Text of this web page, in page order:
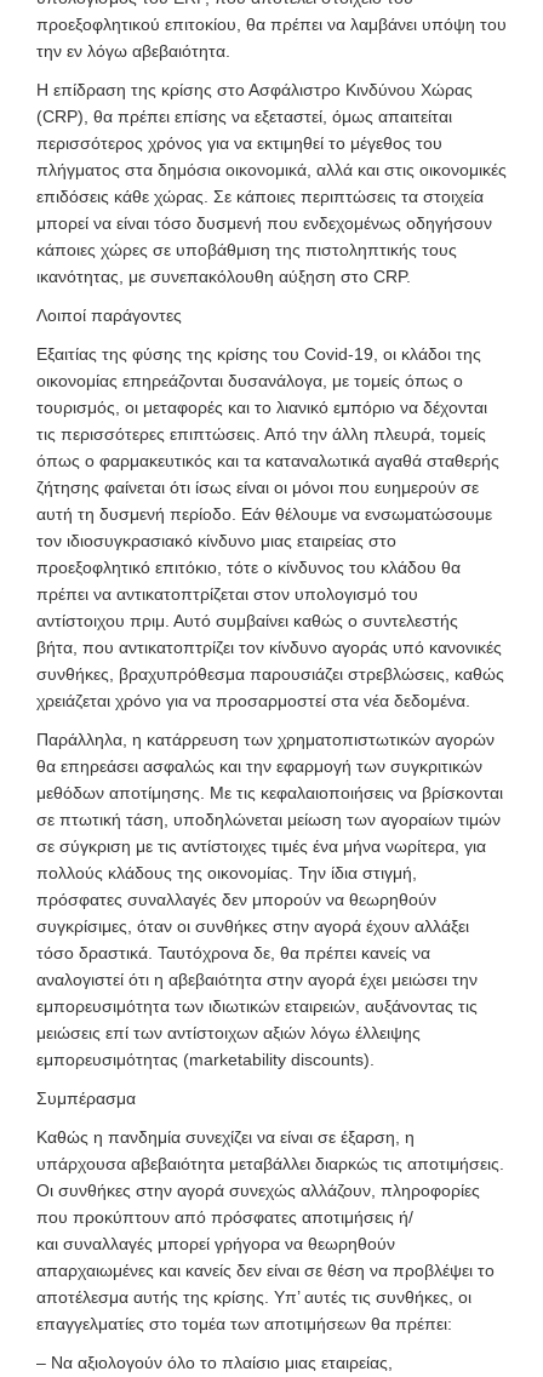
προεξοφλητικού επιτοκίου, θα πρέπει να λαμβάνει υπόψη του
την εν λόγω αβεβαιότητα.
Η επίδραση της κρίσης στο Ασφάλιστρο Κινδύνου Χώρας
(CRP), θα πρέπει επίσης να εξεταστεί, όμως απαιτείται
περισσότερος χρόνος για να εκτιμηθεί το μέγεθος του
πλήγματος στα δημόσια οικονομικά , αλλά και στις οικονομικές
επιδόσεις κάθε χώρας. Σε κάποιες περιπτώσεις τα στοιχεία
μπορεί να είναι τόσο δυσμενή που ενδεχομένως οδηγήσουν
κάποιες χώρες σε υποβάθμιση της πιστοληπτικής τους
ικανότητας, με συνεπακόλουθη αύξηση στο CRP.
Λοιποί παράγοντες
Εξαιτίας της φύσης της κρίσης του Covid-19, οι κλάδοι της
οικονομίας επηρεάζονται δυσανάλογα, με τομείς όπως ο
τουρισμός, οι μεταφορές και το λιανικό εμπόριο να δέχονται
τις περισσότερες επιπτώσεις. Από την άλλη πλευρά, τομείς
όπως ο φαρμακευτικός και τα καταναλωτικά αγαθά σταθερής
ζήτησης φαίνεται ότι ίσως είναι οι μόνοι που ευημερούν σε
αυτή τη δυσμενή περίοδο. Εάν θέλουμε να ενσωματώσουμε
τον ιδιοσυγκρασιακό κίνδυνο μιας εταιρείας στο
προεξοφλητικό επιτόκιο, τότε ο κίνδυνος του κλάδου θα
πρέπει να αντικατοπτρίζεται στον υπολογισμό του
αντίστοιχου πριμ. Αυτό συμβαίνει καθώς ο συντελεστής
βήτα, που αντικατοπτρίζει τον κίνδυνο αγοράς υπό κανονικές
συνθήκες, βραχυπρόθεσμα παρουσιάζει στρεβλώσεις, καθώς
χρειάζεται χρόνο για να προσαρμοστεί στα νέα δεδομένα.
Παράλληλα, η κατάρρευση των χρηματοπιστωτικών αγορών
θα επηρεάσει ασφαλώς και την εφαρμογή των συγκριτικών
μεθόδων αποτίμησης. Με τις κεφαλαιοποιήσεις να βρίσκονται
σε πτωτική τάση, υποδηλώνεται μείωση των αγοραίων τιμών
σε σύγκριση με τις αντίστοιχες τιμές ένα μήνα νωρίτερα, για
πολλούς κλάδους της οικονομίας. Την ίδια στιγμή,
πρόσφατες συναλλαγές δεν μπορούν να θεωρηθούν
συγκρίσιμες, όταν οι συνθήκες στην αγορά έχουν αλλάξει
τόσο δραστικά. Ταυτόχρονα δε, θα πρέπει κανείς να
αναλογιστεί ότι η αβεβαιότητα στην αγορά έχει μειώσει την
εμπορευσιμότητα των ιδιωτικών εταιρειών, αυξάνοντας τις
μειώσεις επί των αντίστοιχων αξιών λόγω έλλειψης
εμπορευσιμότητας (marketability discounts).
Συμπέρασμα
Καθώς η πανδημία συνεχίζει να είναι σε έξαρση, η
υπάρχουσα αβεβαιότητα μεταβάλλει διαρκώς τις αποτιμήσεις.
Οι συνθήκες στην αγορά συνεχώς αλλάζουν, πληροφορίες
που προκύπτουν από πρόσφατες αποτιμήσεις ή/
και συναλλαγές μπορεί γρήγορα να θεωρηθούν
απαρχαιωμένες και κανείς δεν είναι σε θέση να προβλέψει το
αποτέλεσμα αυτής της κρίσης. Υπ’ αυτές τις συνθήκες, οι
επαγγελματίες στο τομέα των αποτιμήσεων θα πρέπει:
– Να αξιολογούν όλο το πλαίσιο μιας εταιρείας,